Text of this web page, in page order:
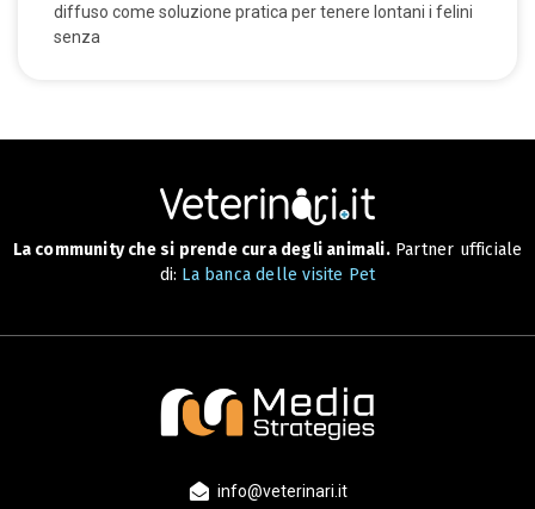
diffuso come soluzione pratica per tenere lontani i felini
senza
La community che si prende cura degli animali.Partner ufficiale
di: La banca delle visite Pet
info@veterinari.it